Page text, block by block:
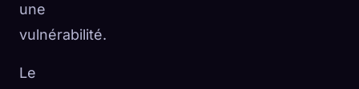
une
vulnérabilité.
Le